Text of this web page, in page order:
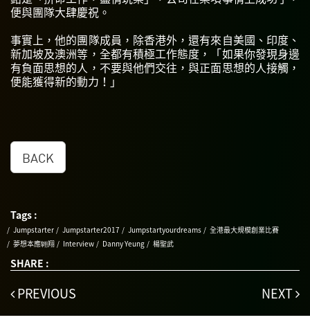
便與團隊大肆慶祝。
事實上，他的團隊成員，除香港外，還有來自美國、印度、
新加坡及澳洲等，全都有積極工作態度，「如果你發現身邊
有負面思想的人，不要與他們交往，與正面思想的人接觸，
便能獲得新的動力！」
BACK
Tags :
Jumpstarter Jumpstarter2017 Jumpstartyourdreams
全港最大規模創業比賽
夢想本應翺翔
Interview Danny Yeung 楊聖武
SHARE :
PREVIOUS NEXT